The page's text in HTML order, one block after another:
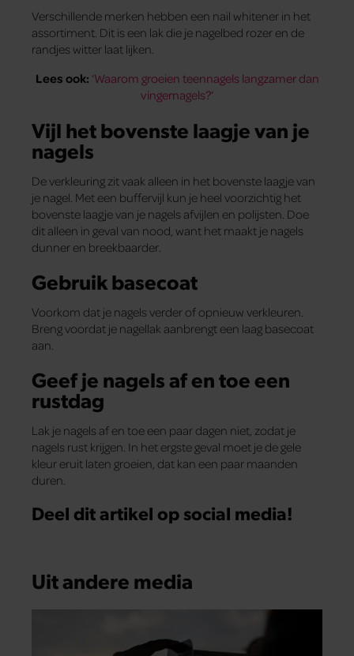
Verschillende merken hebben een nail whitener in het
assortiment. Dit is een lak die je nagelbed rozer en de
randjes witter laat lijken.
Lees ook: ‘Waarom groeien teennagels langzamer dan
vingernagels?‘
Vijl het bovenste laagje van je
nagels
De verkleuring zit vaak alleen in het bovenste laagje van
je nagel. Met een buffervijl kun je heel voorzichtig het
bovenste laagje van je nagels afvijlen en polijsten. Doe
dit alleen in geval van nood, want het maakt je nagels
dunner en breekbaarder.
Gebruik basecoat
Voorkom dat je nagels verder of opnieuw verkleuren.
Breng voordat je nagellak aanbrengt een laag basecoat
aan.
Geef je nagels af en toe een
rustdag
Lak je nagels af en toe een paar dagen niet, zodat je
nagels rust krijgen. In het ergste geval moet je de gele
kleur eruit laten groeien, dat kan een paar maanden
duren.
Deel dit artikel op social media!
Uit andere media